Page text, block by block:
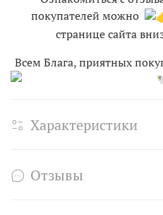
покупателей можно
странице сайта
Всем Блага, приятных
Характеристики
Отзывы